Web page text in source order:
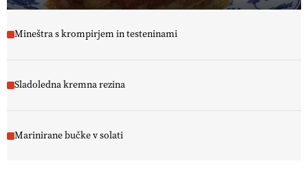
Mineštra s krompirjem in testeninami
Sladoledna kremna rezina
Marinirane bučke v solati